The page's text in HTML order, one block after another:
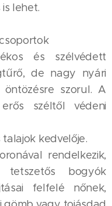
lehet.
és szélvédett
de nagy nyári
öntözésre szorul. A
széltől védeni
talajok kedvelője.
rendelkezik,
tetszetős bogyók
felfelé nőnek,